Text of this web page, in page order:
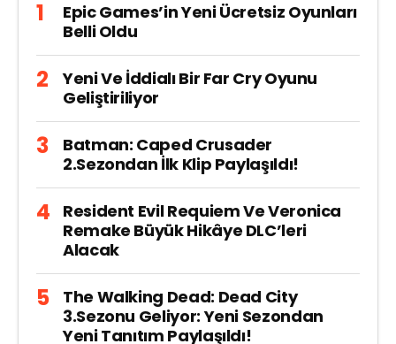
Epic Games’in Yeni Ücretsiz Oyunları
Belli Oldu
Yeni Ve İddialı Bir Far Cry Oyunu
Geliştiriliyor
Batman: Caped Crusader
2.Sezondan İlk Klip Paylaşıldı!
Resident Evil Requiem Ve Veronica
Remake Büyük Hikâye DLC’leri
Alacak
The Walking Dead: Dead City
3.Sezonu Geliyor: Yeni Sezondan
Yeni Tanıtım Paylaşıldı!